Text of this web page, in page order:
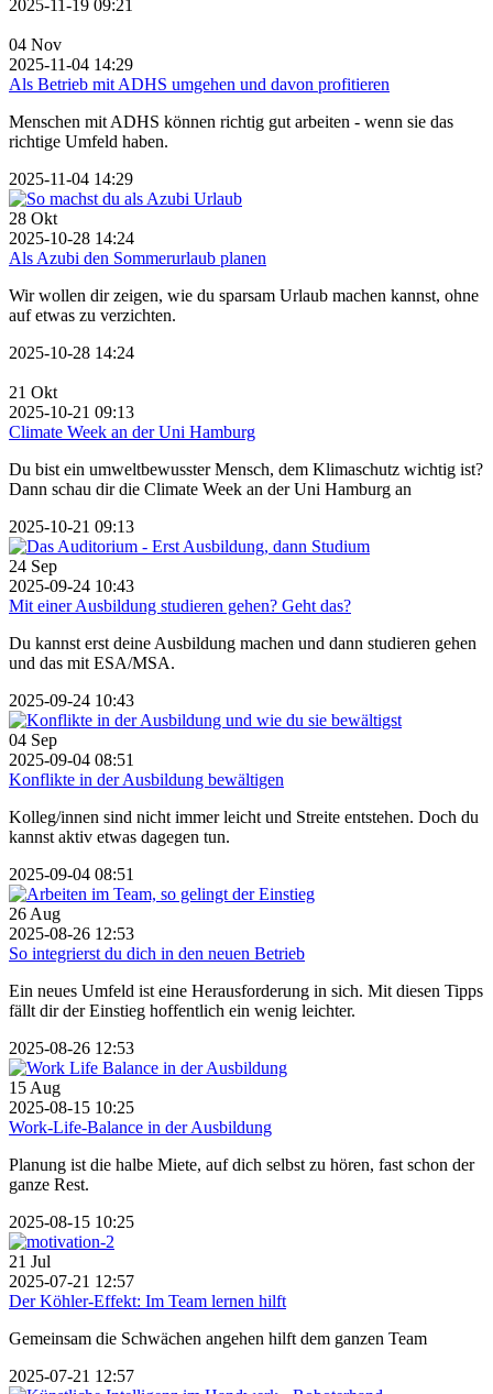
2025-11-19 09:21
04 Nov
2025-11-04 14:29
Als Betrieb mit ADHS umgehen und davon profitieren
Menschen mit ADHS können richtig gut arbeiten - wenn sie das
richtige Umfeld haben.
2025-11-04 14:29
28 Okt
2025-10-28 14:24
Als Azubi den Sommerurlaub planen
Wir wollen dir zeigen, wie du sparsam Urlaub machen kannst, ohne
auf etwas zu verzichten.
2025-10-28 14:24
21 Okt
2025-10-21 09:13
Climate Week an der Uni Hamburg
Du bist ein umweltbewusster Mensch, dem Klimaschutz wichtig ist?
Dann schau dir die Climate Week an der Uni Hamburg an
2025-10-21 09:13
24 Sep
2025-09-24 10:43
Mit einer Ausbildung studieren gehen? Geht das?
Du kannst erst deine Ausbildung machen und dann studieren gehen
und das mit ESA/MSA.
2025-09-24 10:43
04 Sep
2025-09-04 08:51
Konflikte in der Ausbildung bewältigen
Kolleg/innen sind nicht immer leicht und Streite entstehen. Doch du
kannst aktiv etwas dagegen tun.
2025-09-04 08:51
26 Aug
2025-08-26 12:53
So integrierst du dich in den neuen Betrieb
Ein neues Umfeld ist eine Herausforderung in sich. Mit diesen Tipps
fällt dir der Einstieg hoffentlich ein wenig leichter.
2025-08-26 12:53
15 Aug
2025-08-15 10:25
Work-Life-Balance in der Ausbildung
Planung ist die halbe Miete, auf dich selbst zu hören, fast schon der
ganze Rest.
2025-08-15 10:25
21 Jul
2025-07-21 12:57
Der Köhler-Effekt: Im Team lernen hilft
Gemeinsam die Schwächen angehen hilft dem ganzen Team
2025-07-21 12:57